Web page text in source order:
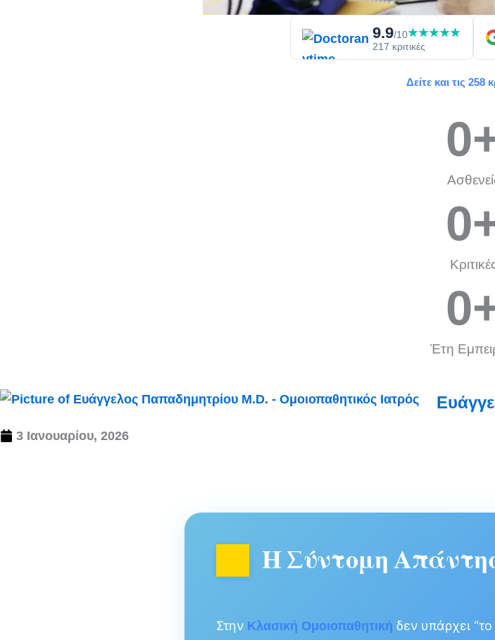
9.9/10★★★★★
217 κριτικές
Δείτε και τις 258
0
0
Έτη
0
3 Ιανουαρίου, 2026
Η Σύντομη
Στην Κλασική Ομοιοπαθητική δεν υπάρχει